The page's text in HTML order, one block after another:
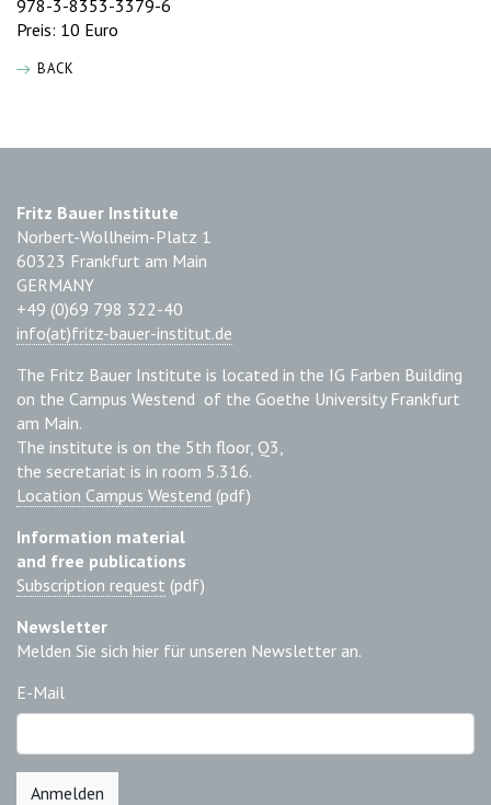
978-3-8353-3379-6
Preis: 10 Euro
BACK
Fritz Bauer Institute
Norbert-Wollheim-Platz 1
60323 Frankfurt am Main
GERMANY
+49 (0)69 798 322-40
info(at)fritz-bauer-institut.de
The Fritz Bauer Institute is located in the IG Farben Building
on the Campus Westend of the Goethe University Frankfurt
am Main.
The institute is on the 5th floor, Q3,
the secretariat is in room 5.316.
Location Campus Westend (pdf)
Information material
and free publications
Subscription request (pdf)
Newsletter
Melden Sie sich hier für unseren Newsletter an.
E-Mail
Anmelden